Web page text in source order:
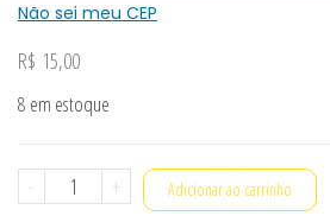
Não sei meu CEP
R$ 15,00
8 em estoque
- + Adicionar ao carrinho